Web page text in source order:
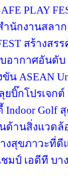
PLAY
นักงานสลา
สร้างส
อากาศอันดั
น ASEAN
บิ๊กโปรเจกต์
Golf
านสิ่งแวดล้
งสุขภาวะที่ดี
มป์ เอดีที บา